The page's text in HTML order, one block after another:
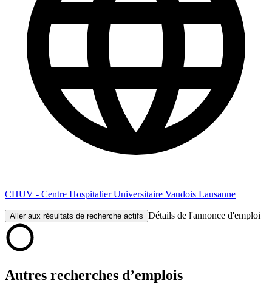
CHUV - Centre Hospitalier Universitaire Vaudois Lausanne
Aller aux résultats de recherche actifs Détails de l'annonce d'emploi
Autres recherches d’emplois